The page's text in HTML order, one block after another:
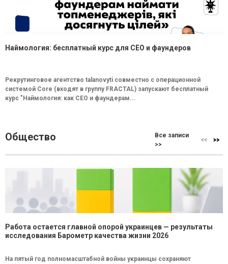
Наймология: бесплатный курс для CEO и фаундеров
Рекрутинговое агентство talanovyti совместно с операционной
системой Core (входят в группу FRACTAL) запускают бесплатный
курс "Наймология: как СEO и фаундерам...
Общество
Все записи
>>
Работа остается главной опорой украинцев — результаты
исследования Барометр качества жизни 2026
На пятый год полномасштабной войны украинцы сохраняют